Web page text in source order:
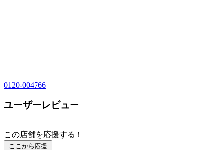
0120-004766
ユーザーレビュー
この店舗を応援する！
ここから応援